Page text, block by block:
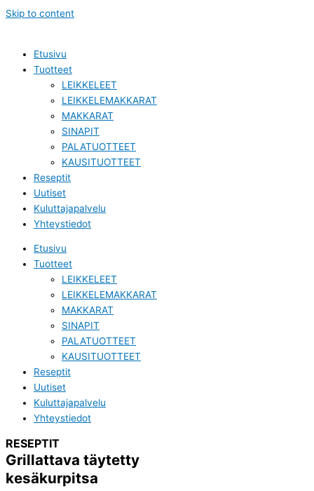
Skip to content
Etusivu
Tuotteet
LEIKKELEET
LEIKKELEMAKKARAT
MAKKARAT
SINAPIT
PALATUOTTEET
KAUSITUOTTEET
Reseptit
Uutiset
Kuluttajapalvelu
Yhteystiedot
Etusivu
Tuotteet
LEIKKELEET
LEIKKELEMAKKARAT
MAKKARAT
SINAPIT
PALATUOTTEET
KAUSITUOTTEET
Reseptit
Uutiset
Kuluttajapalvelu
Yhteystiedot
RESEPTIT
Grillattava täytetty
kesäkurpitsa